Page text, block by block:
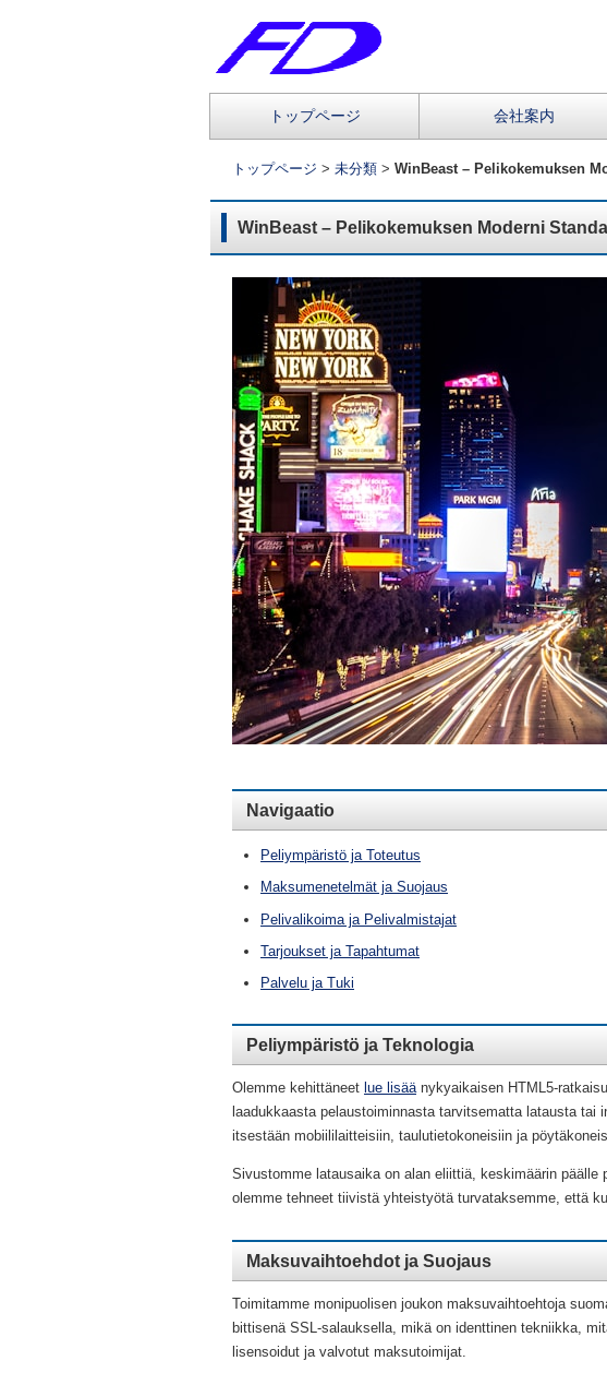
メインメニュー
ン
テ
移
トップページ 会社案内
トップページ > 未分類 > WinBeast – Pelikokemuksen
WinBeast – Pelikokemuksen Moderni
Navigaatio
Peliympäristö ja Toteutus
Maksumenetelmät ja Suojaus
Pelivalikoima ja Pelivalmistajat
Tarjoukset ja Tapahtumat
Palvelu ja Tuki
Peliympäristö ja Teknologia
Olemme kehittäneet lue lisää nykyaikaisen HTML5-
laadukkaasta pelaustoiminnasta tarvitsematta latausta
itsestään mobiililaitteisiin, taulutietokoneisiin ja
Sivustomme latausaika on alan eliittiä, keskimäärin
olemme tehneet tiivistä yhteistyötä turvataksemme, että
Maksuvaihtoehdot ja Suojaus
Toimitamme monipuolisen joukon maksuvaihtoehtoja
bittisenä SSL-salauksella, mikä on identtinen tekniikka,
lisensoidut ja valvotut maksutoimijat.